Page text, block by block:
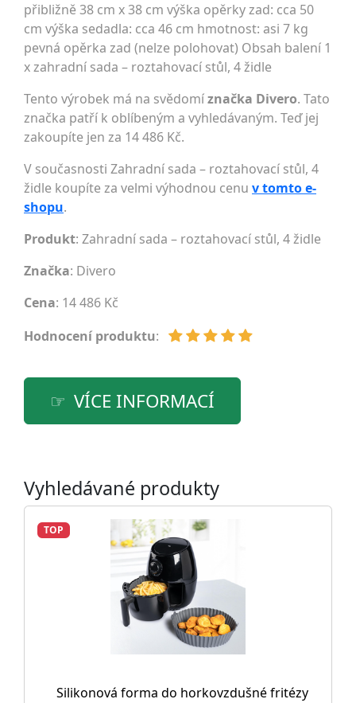
přibližně 38 cm x 38 cm výška opěrky zad: cca 50
cm výška sedadla: cca 46 cm hmotnost: asi 7 kg
pevná opěrka zad (nelze polohovat) Obsah balení 1
x zahradní sada – roztahovací stůl, 4 židle
Tento výrobek má na svědomíznačka Divero. Tato
značka patří k oblíbeným a vyhledávaným. Teď jej
zakoupíte jen za 14 486 Kč.
V současnosti Zahradní sada – roztahovací stůl, 4
židle koupíte za velmi výhodnou cenu v tomto e-
shopu.
Produkt: Zahradní sada – roztahovací stůl, 4 židle
Značka: Divero
Cena: 14 486 Kč
Hodnocení produktu:
VÍCE INFORMACÍ
Vyhledávané produkty
TOP
Silikonová forma do horkovzdušné fritézy